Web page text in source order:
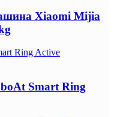
Xiaomi Mijia
Ring Active
Smart Ring